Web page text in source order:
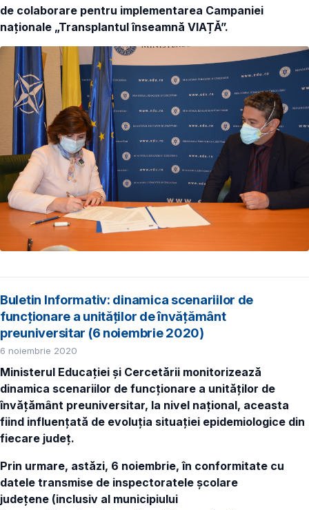
de colaborare pentru implementarea Campaniei
naționale „Transplantul înseamnă VIAȚĂ”.
Buletin Informativ: dinamica scenariilor de
funcționare a unităților de învățământ
preuniversitar (6 noiembrie 2020)
6 noiembrie 2020
Ministerul Educației și Cercetării monitorizează
dinamica scenariilor de funcționare a unităților de
învățământ preuniversitar, la nivel național, aceasta
fiind influențată de evoluția situației epidemiologice din
fiecare județ.
Prin urmare, astăzi, 6 noiembrie, în conformitate cu
datele transmise de inspectoratele școlare
județene (inclusiv al municipiului